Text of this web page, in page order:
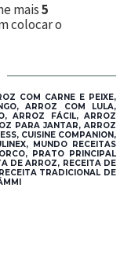
mais5
colocar o
COM CARNE E PEIXE,
ARROZ COM LULA,
ARROZ FÁCIL, ARROZ
PARA JANTAR, ARROZ
CUISINE COMPANION,
MUNDO RECEITAS
PRATO PRINCIPAL
DE ARROZ, RECEITA DE
TRADICIONAL DE